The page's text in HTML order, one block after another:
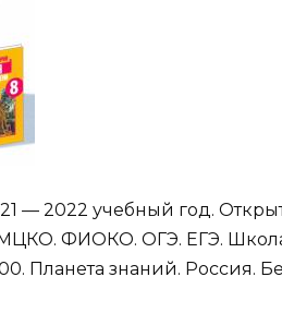
— 2022 учебный год.
ФИОКО. ОГЭ. ЕГЭ. Школа
Планета знаний. Россия.